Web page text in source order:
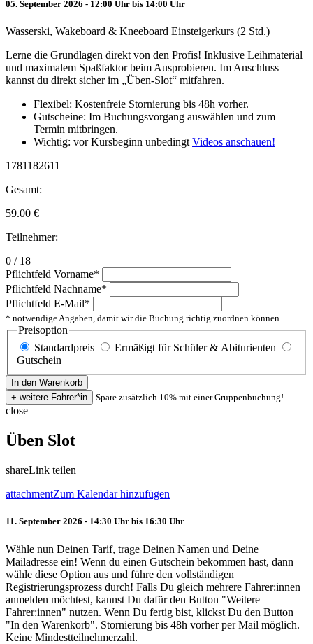
05. September 2026 - 12:00 Uhr bis 14:00 Uhr
Wasserski, Wakeboard & Kneeboard Einsteigerkurs (2 Std.)
Lerne die Grundlagen direkt von den Profis! Inklusive Leihmaterial
und maximalem Spaßfaktor beim Ausprobieren. Im Anschluss
kannst du direkt sicher im „Üben-Slot“ mitfahren.
Flexibel: Kostenfreie Stornierung bis 48h vorher.
Gutscheine: Im Buchungsvorgang auswählen und zum
Termin mitbringen.
Wichtig: vor Kursbeginn unbedingt Videos anschauen!
1781182611
Gesamt:
59.00 €
Teilnehmer:
0 / 18
Pflichtfeld Vorname*
Pflichtfeld Nachname*
Pflichtfeld E-Mail*
* notwendige Angaben, damit wir die Buchung richtig zuordnen können
Preisoption
Standardpreis
Ermäßigt für Schüler & Abiturienten
Gutschein
Spare zusätzlich 10% mit einer Gruppenbuchung!
close
Üben Slot
shareLink teilen
attachmentZum Kalendar hinzufügen
11. September 2026 - 14:30 Uhr bis 16:30 Uhr
Wähle nun Deinen Tarif, trage Deinen Namen und Deine
Mailadresse ein! Wenn du einen Gutschein bekommen hast, dann
wähle diese Option aus und führe den vollständigen
Registrierungsprozess durch! Falls Du gleich mehrere Fahrer:innen
anmelden möchtest, kannst Du dafür den Button "Weitere
Fahrer:innen" nutzen. Wenn Du fertig bist, klickst Du den Button
"In den Warenkorb". Stornierung bis 48h vorher per Mail möglich.
Keine Mindestteilnehmerzahl.